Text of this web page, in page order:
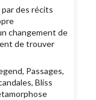
des récits
changement de
de trouver
Passages,
Bliss